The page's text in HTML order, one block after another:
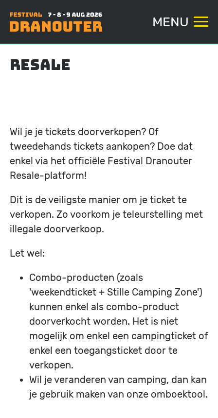
MENU
Resale
Wil je je tickets doorverkopen? Of
tweedehands tickets aankopen? Doe dat
enkel via het officiële Festival Dranouter
Resale-platform!
Dit is de veiligste manier om je ticket te
verkopen. Zo voorkom je teleurstelling met
illegale doorverkoop.
Let wel:
Combo-producten (zoals
'weekendticket + Stille Camping Zone')
kunnen enkel als combo-product
doorverkocht worden. Het is niet
mogelijk om enkel een campingticket of
enkel een toegangsticket door te
verkopen.
Wil je veranderen van camping, dan kan
je gebruik maken van onze omboektool.